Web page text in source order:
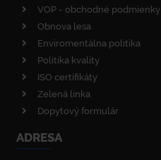
VOP - obchodné podmienky
Obnova lesa
Enviromentálna politika
Politika kvality
ISO certifikáty
Zelená linka
Dopytový formulár
ADRESA